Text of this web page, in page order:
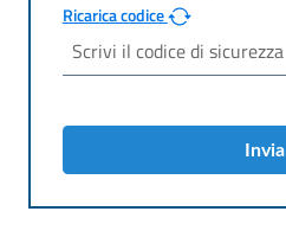
Ricarica codice
Invia